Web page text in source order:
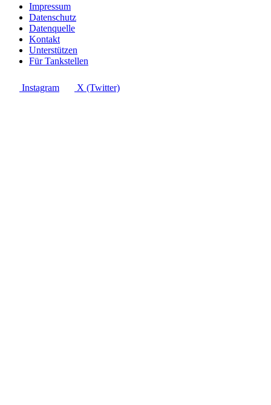
Impressum
Datenschutz
Datenquelle
Kontakt
Unterstützen
Für Tankstellen
Instagram X (Twitter)